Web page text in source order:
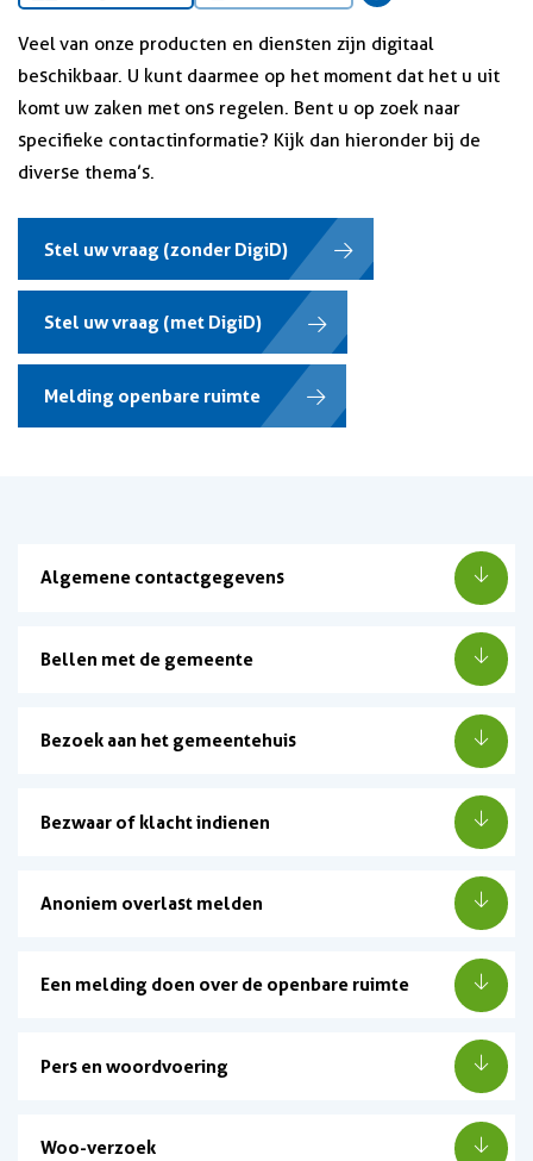
Veel van onze producten en diensten zijn digitaal
beschikbaar. U kunt daarmee op het moment dat het u uit
komt uw zaken met ons regelen. Bent u op zoek naar
specifieke contactinformatie? Kijk dan hieronder bij de
diverse thema’s.
Stel uw vraag (zonder DigiD)
Stel uw vraag (met DigiD)
Melding openbare ruimte
Algemene contactgegevens
Bellen met de gemeente
Bezoek aan het gemeentehuis
Bezwaar of klacht indienen
Anoniem overlast melden
Een melding doen over de openbare ruimte
Pers en woordvoering
Woo-verzoek